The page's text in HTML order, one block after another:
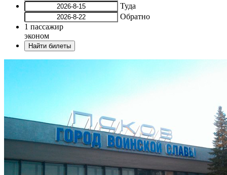
Туда
Обратно
1 пассажир
эконом
Найти билеты